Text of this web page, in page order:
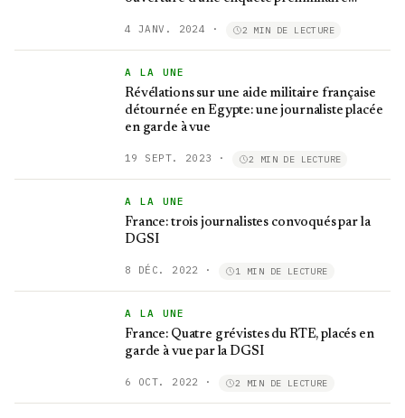
4 JANV. 2024 · 2 MIN DE LECTURE
A LA UNE
Révélations sur une aide militaire française
détournée en Egypte: une journaliste placée
en garde à vue
19 SEPT. 2023 · 2 MIN DE LECTURE
A LA UNE
France: trois journalistes convoqués par la
DGSI
8 DÉC. 2022 · 1 MIN DE LECTURE
A LA UNE
France: Quatre grévistes du RTE, placés en
garde à vue par la DGSI
6 OCT. 2022 · 2 MIN DE LECTURE